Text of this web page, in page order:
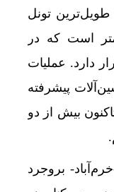
لهستان در
300 شاکی
جزئیات
تونل
خاورمیانه با طول ۴۷۰۰ متر است که در
تا ۵۲ مسیر قرار دارد. عملیات
پیشرفته
بیش از دو
بروجرد